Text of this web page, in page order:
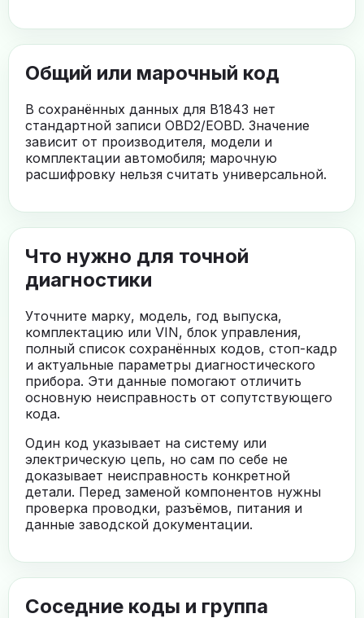
Общий или марочный код
В сохранённых данных для B1843 нет
стандартной записи OBD2/EOBD. Значение
зависит от производителя, модели и
комплектации автомобиля; марочную
расшифровку нельзя считать универсальной.
Что нужно для точной
диагностики
Уточните марку, модель, год выпуска,
комплектацию или VIN, блок управления,
полный список сохранённых кодов, стоп-кадр
и актуальные параметры диагностического
прибора. Эти данные помогают отличить
основную неисправность от сопутствующего
кода.
Один код указывает на систему или
электрическую цепь, но сам по себе не
доказывает неисправность конкретной
детали. Перед заменой компонентов нужны
проверка проводки, разъёмов, питания и
данные заводской документации.
Соседние коды и группа